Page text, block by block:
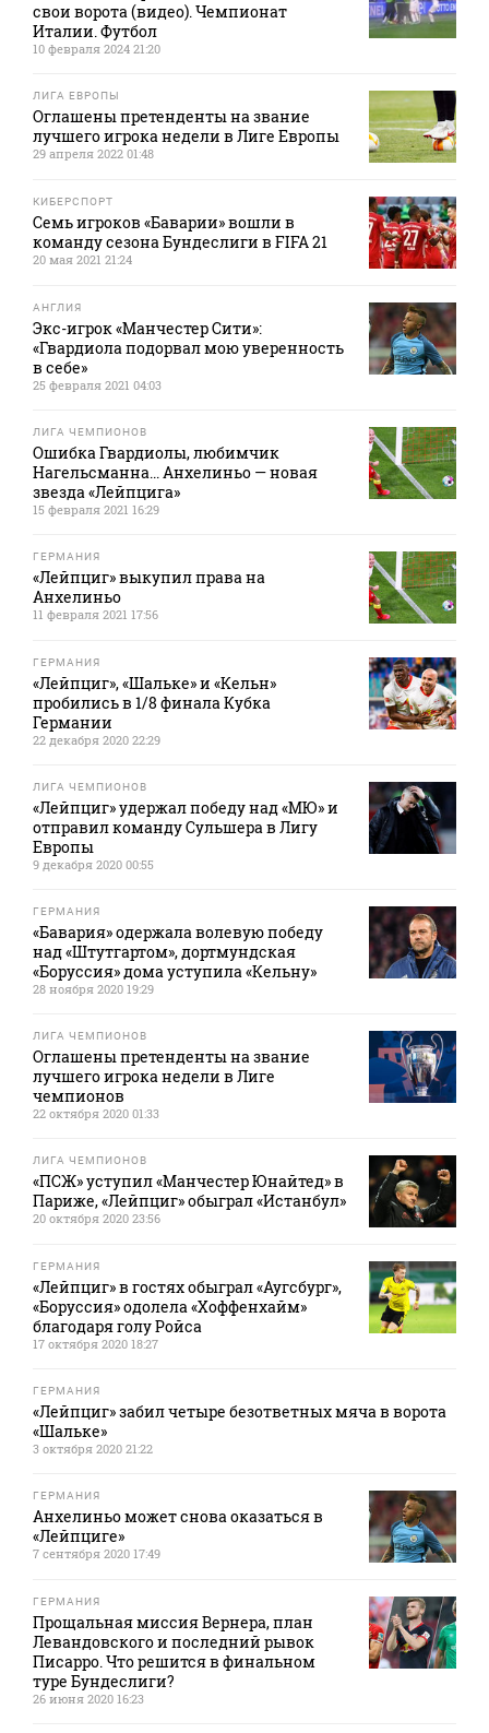
свои ворота (видео). Чемпионат
Италии. Футбол
10 февраля 2024 21:20
ЛИГА ЕВРОПЫ
Оглашены претенденты на звание
лучшего игрока недели в Лиге Европы
29 апреля 2022 01:48
КИБЕРСПОРТ
Семь игроков «Баварии» вошли в
команду сезона Бундеслиги в FIFA 21
20 мая 2021 21:24
АНГЛИЯ
Экс-игрок «Манчестер Сити»:
«Гвардиола подорвал мою уверенность
в себе»
25 февраля 2021 04:03
ЛИГА ЧЕМПИОНОВ
Ошибка Гвардиолы, любимчик
Нагельсманна... Анхелиньо — новая
звезда «Лейпцига»
15 февраля 2021 16:29
ГЕРМАНИЯ
«Лейпциг» выкупил права на
Анхелиньо
11 февраля 2021 17:56
ГЕРМАНИЯ
«Лейпциг», «Шальке» и «Кельн»
пробились в 1/8 финала Кубка
Германии
22 декабря 2020 22:29
ЛИГА ЧЕМПИОНОВ
«Лейпциг» удержал победу над «МЮ» и
отправил команду Сульшера в Лигу
Европы
9 декабря 2020 00:55
ГЕРМАНИЯ
«Бавария» одержала волевую победу
над «Штутгартом», дортмундская
«Боруссия» дома уступила «Кельну»
28 ноября 2020 19:29
ЛИГА ЧЕМПИОНОВ
Оглашены претенденты на звание
лучшего игрока недели в Лиге
чемпионов
22 октября 2020 01:33
ЛИГА ЧЕМПИОНОВ
«ПСЖ» уступил «Манчестер Юнайтед» в
Париже, «Лейпциг» обыграл «Истанбул»
20 октября 2020 23:56
ГЕРМАНИЯ
«Лейпциг» в гостях обыграл «Аугсбург»,
«Боруссия» одолела «Хоффенхайм»
благодаря голу Ройса
17 октября 2020 18:27
ГЕРМАНИЯ
«Лейпциг» забил четыре безответных мяча в ворота
«Шальке»
3 октября 2020 21:22
ГЕРМАНИЯ
Анхелиньо может снова оказаться в
«Лейпциге»
7 сентября 2020 17:49
ГЕРМАНИЯ
Прощальная миссия Вернера, план
Левандовского и последний рывок
Писарро. Что решится в финальном
туре Бундеслиги?
26 июня 2020 16:23